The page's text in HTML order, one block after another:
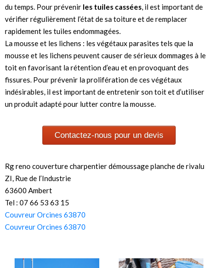
du temps. Pour prévenir les tuiles cassées, il est important de
vérifier régulièrement l’état de sa toiture et de remplacer
rapidement les tuiles endommagées.
La mousse et les lichens : les végétaux parasites tels que la
mousse et les lichens peuvent causer de sérieux dommages à le
toit en favorisant la rétention d’eau et en provoquant des
fissures. Pour prévenir la prolifération de ces végétaux
indésirables, il est important de entretenir son toit et d’utiliser
un produit adapté pour lutter contre la mousse.
Contactez-nous pour un devis
Rg reno couverture charpentier démoussage planche de rivalu
ZI, Rue de l’Industrie
63600 Ambert
Tel : 07 66 53 63 15
Couvreur Orcines 63870
Couvreur Orcines 63870